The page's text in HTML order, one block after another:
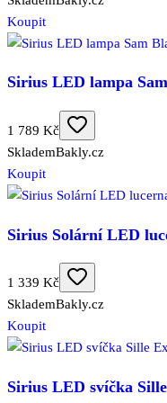
Koupit
Sirius LED lampa
1 789 Kč
SklademBakly.cz
Koupit
Sirius Solární LED
1 339 Kč
SklademBakly.cz
Koupit
Sirius LED svíčka